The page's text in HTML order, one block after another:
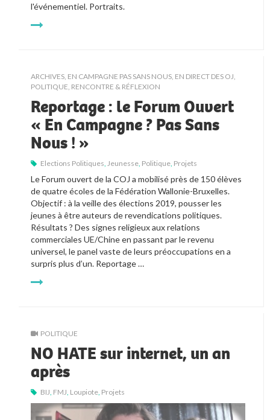
l'événementiel. Portraits.
ARCHIVES EN CAMPAGNE PAS SANS NOUS EN DIRECT DES OJ
POLITIQUE RENCONTRE & RÉFLEXION
Reportage : le Forum Ouvert
« En Campagne ? Pas Sans
Nous ! »
Elections Politiques Jeunesse Politique Projets
Le Forum ouvert de la COJ a mobilisé près de 150 élèves
de quatre écoles de la Fédération Wallonie-Bruxelles.
Objectif : à la veille des élections 2019, pousser les
jeunes à être auteurs de revendications politiques.
Résultats ? Des signes religieux aux relations
commerciales UE/Chine en passant par le revenu
universel, le panel vaste de leurs préoccupations en a
surpris plus d’un. Reportage …
POLITIQUE
NO HATE sur internet, un an
après
BIJ FMJ Loupiote Projets